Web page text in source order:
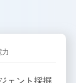
力
ェント採掘